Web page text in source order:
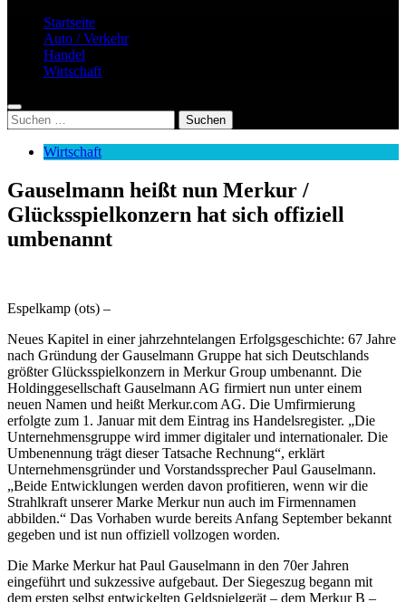
Startseite
Auto / Verkehr
Handel
Wirtschaft
Suchen
nach:
Wirtschaft
Gauselmann heißt nun Merkur /
Glücksspielkonzern hat sich offiziell
umbenannt
Espelkamp (ots) –
Neues Kapitel in einer jahrzehntelangen Erfolgsgeschichte: 67 Jahre
nach Gründung der Gauselmann Gruppe hat sich Deutschlands
größter Glücksspielkonzern in Merkur Group umbenannt. Die
Holdinggesellschaft Gauselmann AG firmiert nun unter einem
neuen Namen und heißt Merkur.com AG. Die Umfirmierung
erfolgte zum 1. Januar mit dem Eintrag ins Handelsregister. „Die
Unternehmensgruppe wird immer digitaler und internationaler. Die
Umbenennung trägt dieser Tatsache Rechnung“, erklärt
Unternehmensgründer und Vorstandssprecher Paul Gauselmann.
„Beide Entwicklungen werden davon profitieren, wenn wir die
Strahlkraft unserer Marke Merkur nun auch im Firmennamen
abbilden.“ Das Vorhaben wurde bereits Anfang September bekannt
gegeben und ist nun offiziell vollzogen worden.
Die Marke Merkur hat Paul Gauselmann in den 70er Jahren
eingeführt und sukzessive aufgebaut. Der Siegeszug begann mit
dem ersten selbst entwickelten Geldspielgerät – dem Merkur B –